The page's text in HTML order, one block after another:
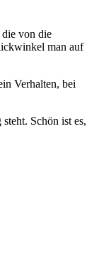
von die
man auf
Verhalten, bei
Schön ist es,